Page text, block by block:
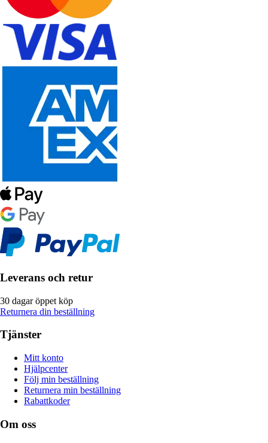
Leverans och retur
30 dagar öppet köp
Returnera din beställning
Tjänster
Mitt konto
Hjälpcenter
Följ min beställning
Returnera min beställning
Rabattkoder
Om oss